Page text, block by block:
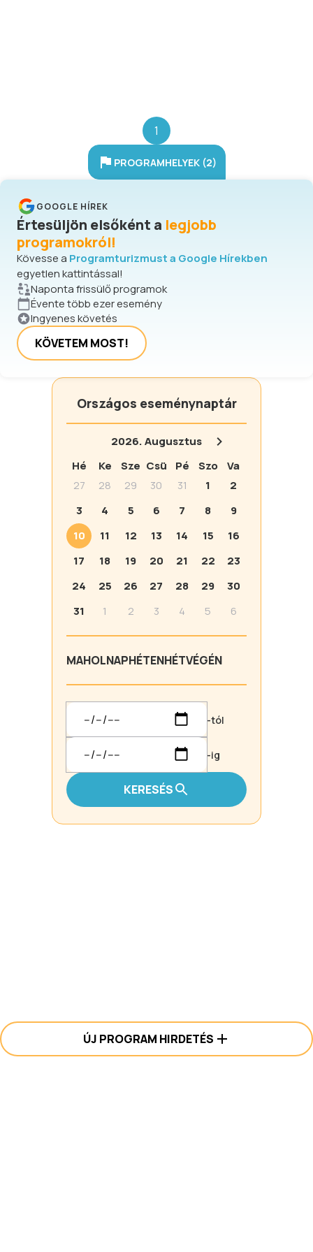
1
PROGRAMHELYEK (2)
GOOGLE HÍREK
Értesüljön elsőként a legjobb
programokról!
Kövesse a Programturizmust a Google Hírekben
egyetlen kattintással!
Naponta frissülő programok
Évente több ezer esemény
Ingyenes követés
KÖVETEM MOST!
Országos eseménynaptár
2026.Augusztus
Hé
Ke Sze Csü Pé Szo
Va
27
28 29 30 31 1
2
3
4 5 6 7 8
9
10
11 12 13 14 15
16
17
18 19 20 21 22
23
24
25 26 27 28 29
30
31
1 2 3 4 5 6
MAHOLNAPHÉTENHÉTVÉGÉN
-tól
-ig
KERESÉS
ÚJ PROGRAM HIRDETÉS